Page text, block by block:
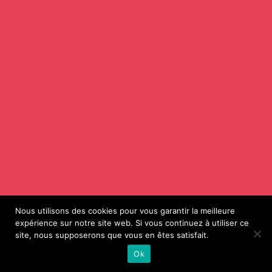
Nous utilisons des cookies pour vous garantir la meilleure
expérience sur notre site web. Si vous continuez à utiliser ce
site, nous supposerons que vous en êtes satisfait.
Ok